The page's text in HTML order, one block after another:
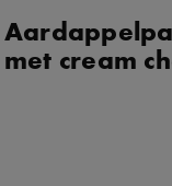
met cream